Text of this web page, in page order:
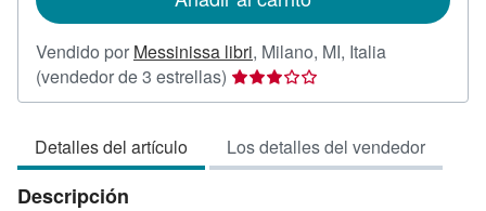
Vendido por Messinissa libri, Milano, MI, Italia
(vendedor de 3 estrellas) Calificación
del
3
de
Detalles del artículo Los detalles del vendedor
Descripción